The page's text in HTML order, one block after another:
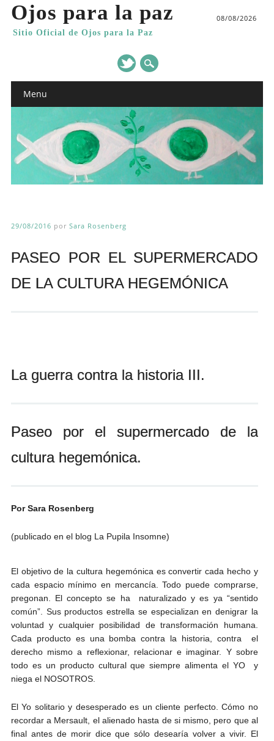
Ojos para la paz
Sitio Oficial de Ojos para la Paz
08/08/2026
Main menu
Menu
Andrés Vázquez de Sola
29/08/2016 por Sara Rosenberg
PASEO POR EL SUPERMERCADO
DE LA CULTURA HEGEMÓNICA
La guerra contra la historia III.
Paseo por el supermercado de la
cultura hegemónica.
Por Sara Rosenberg
(publicado en el blog La Pupila Insomne)
El objetivo de la cultura hegemónica es convertir cada hecho y
cada espacio mínimo en mercancía. Todo puede comprarse,
pregonan. El concepto se ha naturalizado y es ya “sentido
común”. Sus productos estrella se especializan en denigrar la
voluntad y cualquier posibilidad de transformación humana.
Cada producto es una bomba contra la historia, contra el
derecho mismo a reflexionar, relacionar e imaginar. Y sobre
todo es un producto cultural que siempre alimenta el YO y
niega el NOSOTROS.
El Yo solitario y desesperado es un cliente perfecto. Cómo no
recordar a Mersault, el alienado hasta de si mismo, pero que al
final antes de morir dice que sólo desearía volver a vivir. El